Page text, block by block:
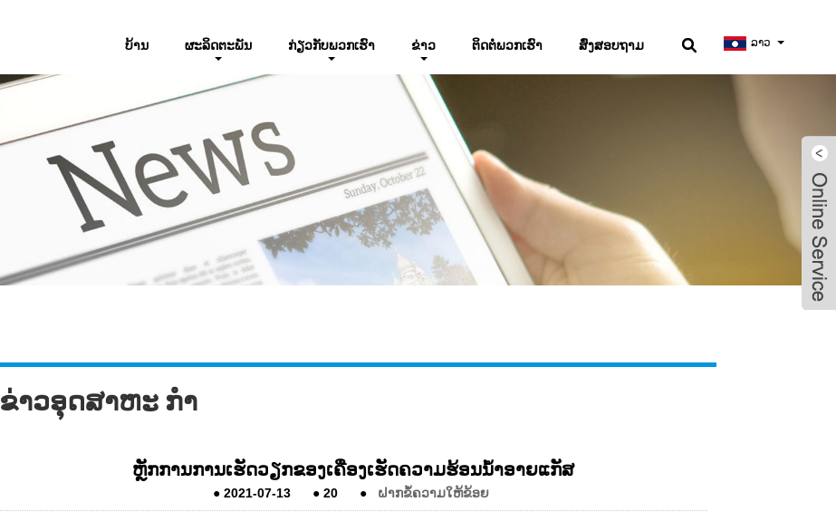
ລາວ
ບ້ານ ຜະລິດຕະພັນ ກ່ຽວ​ກັບ​ພວກ​ເຮົາ ຂ່າວ ຕິດຕໍ່ພວກເຮົາ ສົ່ງສອບຖາມ
ຂ່າວອຸດສາຫະ ກຳ
ຫຼັກການການເຮັດວຽກຂອງເຄື່ອງເຮັດຄວາມຮ້ອນນ້ໍາອາຍແກັສ
●2021-07-13 ●20 ● ຝາກຂໍ້ຄວາມໃຫ້ຂ້ອຍ